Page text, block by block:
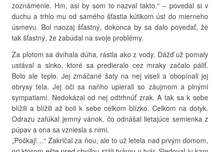
zoznámenie. Hm, asi by som to nazval takto.“ – povedal si v
duchu a trhlo mu od samého šťastia kútikom úst do mierneho
úsmevu. Bol naozaj šťastný, dokonca by sa dalo povedať, že
tak šťastný, že zabúdal na svoje problémy.
Za plotom sa dvíhala dúha, rástla ako z vody. Dážď už pomaly
ustával a slnko, ktoré sa predieralo cez mraky začalo páliť.
Bolo ale teplo. Jej zmáčané šaty na nej viseli a obopínali jej
obrysy tela. Jej oči sa naňho upierali so záujmom a plnými
sympatiami. Nedokázal od nej odtrhnúť zrak. A tak sa k sebe
blížili a blížili až boli k sebe celkom blízko. Celkom na dotyk.
Odrazu zafúkal jemný vánok, čo odnášal lietajúce semienka z
púpav a ona sa vzniesla s nimi.
„Počkaj!…“ Zakričal za ňou, ale to už letela nad prvým domom,